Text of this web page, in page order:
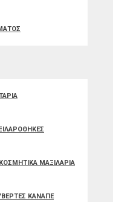
ΜΑΞΙΛΑΡΙΑ
ΚΑΝΑΠΕ